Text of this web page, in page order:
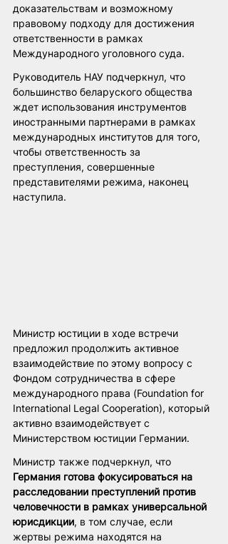
доказательствам и возможному
правовому подходу для достижения
ответственности в рамках
Международного уголовного суда.
Руководитель НАУ подчеркнул, что
большинство беларуского общества
ждет использования инструментов
иностранными партнерами в рамках
международных институтов для того,
чтобы ответственность за
преступления, совершенные
представителями режима, наконец
наступила.
Министр юстиции в ходе встречи
предложил продолжить активное
взаимодействие по этому вопросу с
Фондом сотрудничества в сфере
международного права (Foundation for
International Legal Cooperation), который
активно взаимодействует с
Министерством юстиции Германии.
Министр также подчеркнул, что
Германия готова фокусироваться на
расследовании преступлений против
человечности в рамках универсальной
юрисдикции, в том случае, если
жертвы режима находятся на